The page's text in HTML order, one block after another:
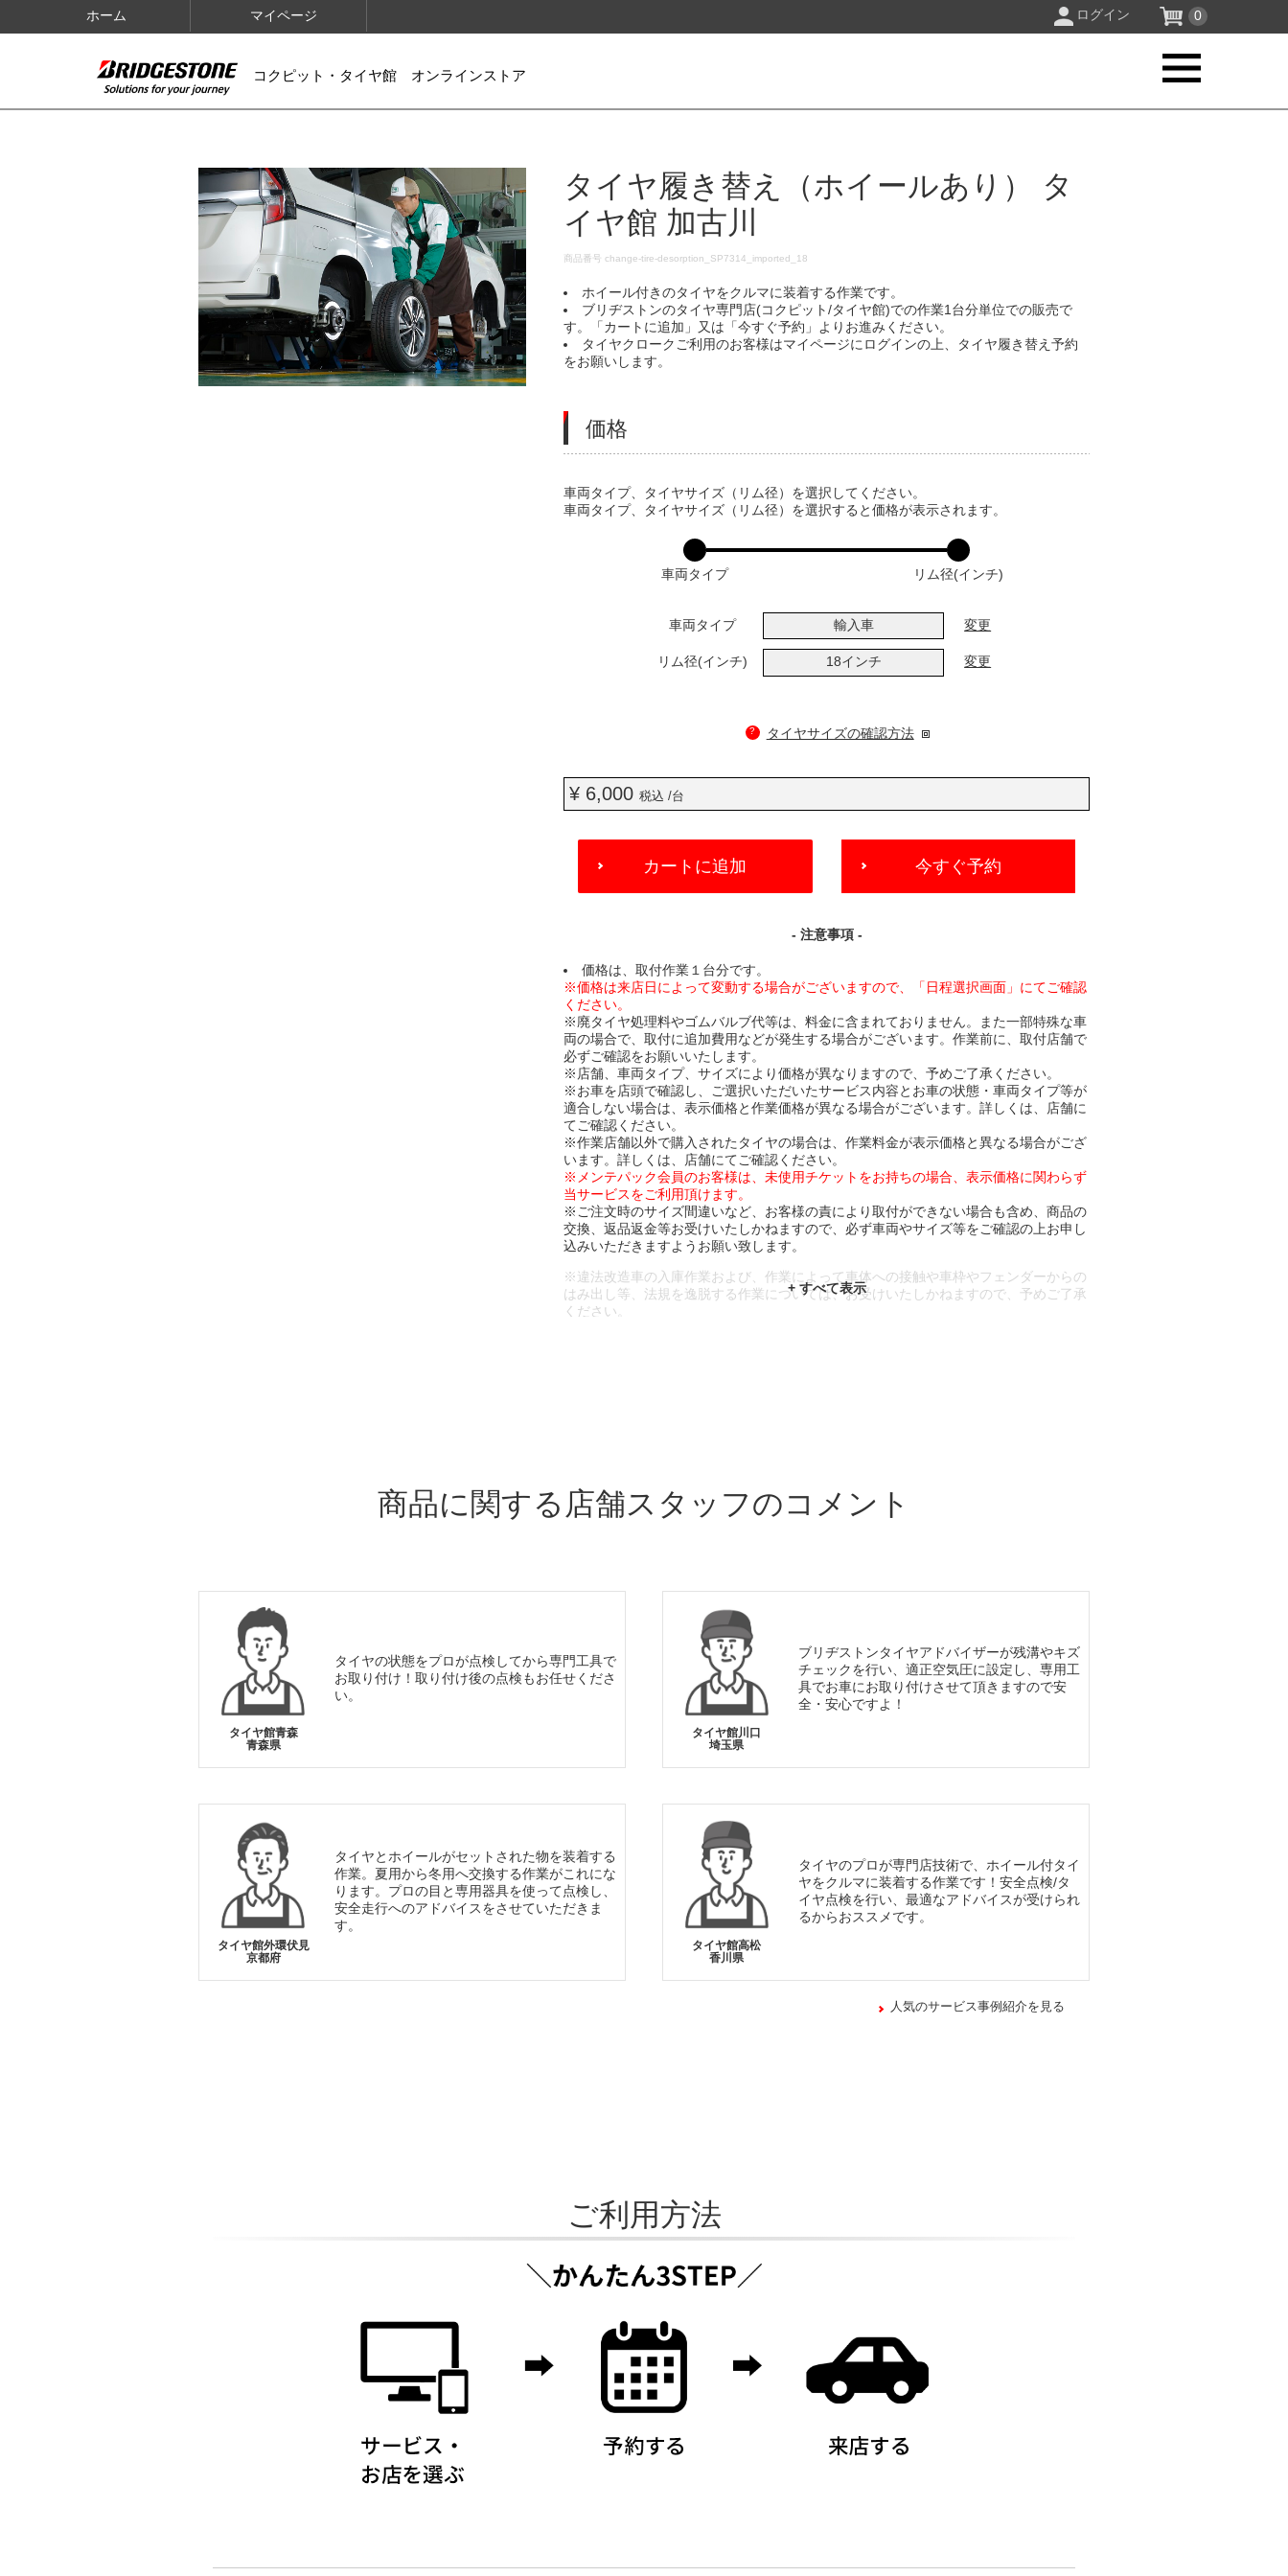
ホーム マイページ ログイン 0
コクピット・タイヤ館 オンラインストア
IMAGES
タイヤ履き替え（ホイールあり） タ
イヤ館 加古川
DETAILS
商品番号change-tire-desorption_SP7314_imported_18
ホイール付きのタイヤをクルマに装着する作業です。
ブリヂストンのタイヤ専門店(コクピット/タイヤ館)での作業1台分単位での販売で
す。「カートに追加」又は「今すぐ予約」よりお進みください。
タイヤクロークご利用のお客様はマイページにログインの上、タイヤ履き替え予約
をお願いします。
価格
VARIATIONS
車両タイプ、タイヤサイズ（リム径）を選択してください。
車両タイプ、タイヤサイズ（リム径）を選択すると価格が表示されます。
車両タイプ リム径(インチ)
車両タイプ 輸入車 変更
リム径(インチ) 18インチ 変更
? タイヤサイズの確認方法
¥ 6,000税込 /台
ADD
CART
カートに追加 今すぐ予約
- 注意事項 -
価格は、取付作業１台分です。
※価格は来店日によって変動する場合がございますので、「日程選択画面」にてご確認
ください。
※廃タイヤ処理料やゴムバルブ代等は、料金に含まれておりません。また一部特殊な車
両の場合で、取付に追加費用などが発生する場合がございます。作業前に、取付店舗で
必ずご確認をお願いいたします。
※店舗、車両タイプ、サイズにより価格が異なりますので、予めご了承ください。
※お車を店頭で確認し、ご選択いただいたサービス内容とお車の状態・車両タイプ等が
適合しない場合は、表示価格と作業価格が異なる場合がございます。詳しくは、店舗に
てご確認ください。
※作業店舗以外で購入されたタイヤの場合は、作業料金が表示価格と異なる場合がござ
います。詳しくは、店舗にてご確認ください。
※メンテパック会員のお客様は、未使用チケットをお持ちの場合、表示価格に関わらず
当サービスをご利用頂けます。
※ご注文時のサイズ間違いなど、お客様の責により取付ができない場合も含め、商品の
交換、返品返金等お受けいたしかねますので、必ず車両やサイズ等をご確認の上お申し
込みいただきますようお願い致します。
※違法改造車の入庫作業および、作業によって車体への接触や車枠やフェンダーからの
はみ出し等、法規を逸脱する作業については、お受けいたしかねますので、予めご了承
ください。
商品に関する店舗スタッフのコメント
タイヤ館青森
青森県
タイヤの状態をプロが点検してから専門工具で
お取り付け！取り付け後の点検もお任せくださ
い。
タイヤ館川口
埼玉県
ブリヂストンタイヤアドバイザーが残溝やキズ
チェックを行い、適正空気圧に設定し、専用工
具でお車にお取り付けさせて頂きますので安
全・安心ですよ！
タイヤ館外環伏見
京都府
タイヤとホイールがセットされた物を装着する
作業。夏用から冬用へ交換する作業がこれにな
ります。プロの目と専用器具を使って点検し、
安全走行へのアドバイスをさせていただきま
す。
タイヤ館高松
香川県
タイヤのプロが専門店技術で、ホイール付タイ
ヤをクルマに装着する作業です！安全点検/タ
イヤ点検を行い、最適なアドバイスが受けられ
るからおススメです。
人気のサービス事例紹介を見る
ご利用方法